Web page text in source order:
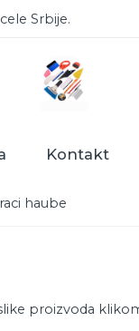
Srbije.
Kontakt
haube
proizvoda